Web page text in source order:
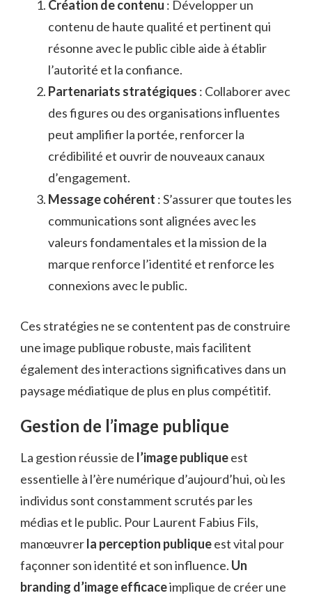
Création de contenu : Développer un
contenu de haute qualité et pertinent qui
résonne avec le public cible aide à établir
l’autorité et la confiance.
Partenariats stratégiques : Collaborer avec
des figures ou des organisations influentes
peut amplifier la portée, renforcer la
crédibilité et ouvrir de nouveaux canaux
d’engagement.
Message cohérent : S’assurer que toutes les
communications sont alignées avec les
valeurs fondamentales et la mission de la
marque renforce l’identité et renforce les
connexions avec le public.
Ces stratégies ne se contentent pas de construire
une image publique robuste, mais facilitent
également des interactions significatives dans un
paysage médiatique de plus en plus compétitif.
Gestion de l’image publique
La gestion réussie de l’image publiqueest
essentielle à l’ère numérique d’aujourd’hui, où les
individus sont constamment scrutés par les
médias et le public. Pour Laurent Fabius Fils,
manœuvrerla perception publiqueest vital pour
façonner son identité et son influence. Un
branding d’image efficaceimplique de créer une